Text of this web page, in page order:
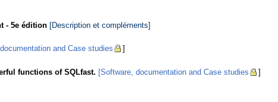
- 5e édition [Description et compléments]
and Case studies
]
functions of SQLfast. [Software, documentation and Case studies
]